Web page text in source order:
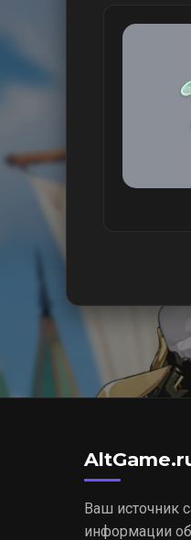
Ваш источник
информации об